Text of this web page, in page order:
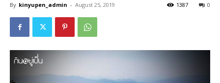
By kinyupen_admin - August 25, 2019 0
1387